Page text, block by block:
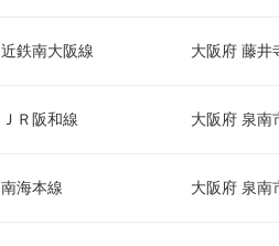
近鉄南大阪線 大阪府 藤井
ＪＲ阪和線 大阪府 泉南
南海本線 大阪府 泉南